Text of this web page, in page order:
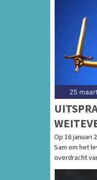
25
Op 16 januari
Sam om het
overdracht